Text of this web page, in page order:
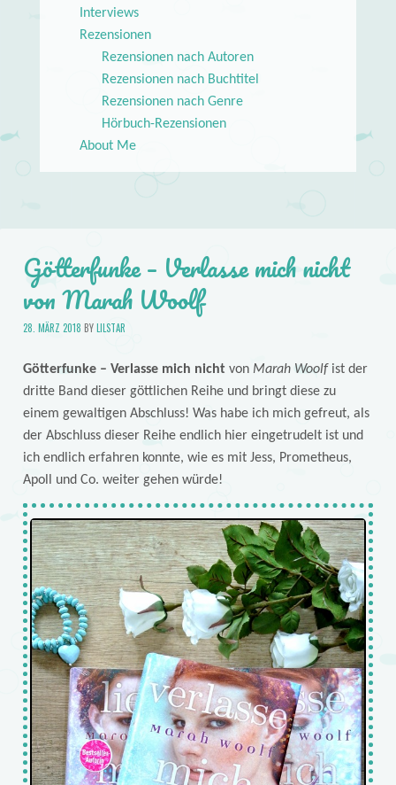
Interviews
Rezensionen
Rezensionen nach Autoren
Rezensionen nach Buchtitel
Rezensionen nach Genre
Hörbuch-Rezensionen
About Me
Götterfunke – Verlasse mich nicht
von Marah Woolf
28. MÄRZ 2018 BYLILSTAR
Götterfunke – Verlasse mich nicht von Marah Woolfist der
dritte Band dieser göttlichen Reihe und bringt diese zu
einem gewaltigen Abschluss! Was habe ich mich gefreut, als
der Abschluss dieser Reihe endlich hier eingetrudelt ist und
ich endlich erfahren konnte, wie es mit Jess, Prometheus,
Apoll und Co. weiter gehen würde!